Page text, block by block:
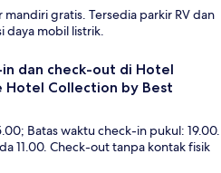
gratis. Tersedia parkir RV dan
daya mobil listrik.
dan check-out di Hotel
Hotel Collection by Best
Batas waktu check-in pukul: 19.00.
11.00. Check-out tanpa kontak fisik